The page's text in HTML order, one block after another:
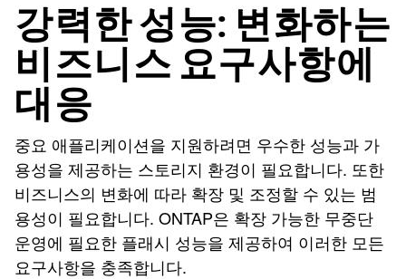
강력한 성능: 변화하는
비즈니스 요구사항에
대응
중요 애플리케이션을 지원하려면 우수한 성능과 가
용성을 제공하는 스토리지 환경이 필요합니다. 또한
비즈니스의 변화에 따라 확장 및 조정할 수 있는 범
용성이 필요합니다. ONTAP은 확장 가능한 무중단
운영에 필요한 플래시 성능을 제공하여 이러한 모든
요구사항을 충족합니다.